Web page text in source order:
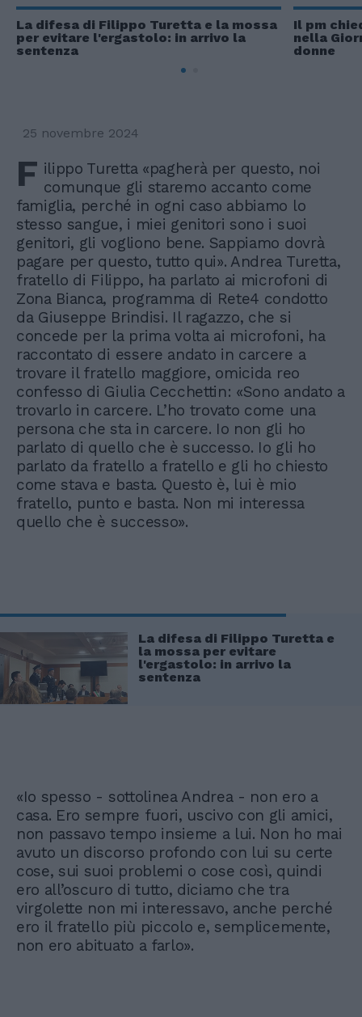
La difesa di Filippo Turetta e la mossa
per evitare l'ergastolo: in arrivo la
sentenza
Il pm
nella
donne
25 novembre 2024
F ilippo Turetta «pagherà per questo, noi
comunque gli staremo accanto come
famiglia, perché in ogni caso abbiamo lo
stesso sangue, i miei genitori sono i suoi
genitori, gli vogliono bene. Sappiamo dovrà
pagare per questo, tutto qui». Andrea Turetta,
fratello di Filippo, ha parlato ai microfoni di
Zona Bianca, programma di Rete4 condotto
da Giuseppe Brindisi. Il ragazzo, che si
concede per la prima volta ai microfoni, ha
raccontato di essere andato in carcere a
trovare il fratello maggiore, omicida reo
confesso di Giulia Cecchettin: «Sono andato a
trovarlo in carcere. L’ho trovato come una
persona che sta in carcere. Io non gli ho
parlato di quello che è successo. Io gli ho
parlato da fratello a fratello e gli ho chiesto
come stava e basta. Questo è, lui è mio
fratello, punto e basta. Non mi interessa
quello che è successo».
La difesa di Filippo Turetta e
la mossa per evitare
l'ergastolo: in arrivo la
sentenza
«Io spesso - sottolinea Andrea - non ero a
casa. Ero sempre fuori, uscivo con gli amici,
non passavo tempo insieme a lui. Non ho mai
avuto un discorso profondo con lui su certe
cose, sui suoi problemi o cose così, quindi
ero all’oscuro di tutto, diciamo che tra
virgolette non mi interessavo, anche perché
ero il fratello più piccolo e, semplicemente,
non ero abituato a farlo».